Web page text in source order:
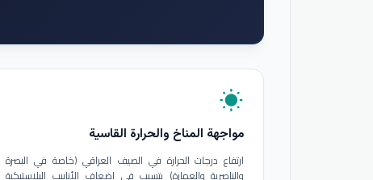
wb_sunny
مواجهة المناخ والحرارة القاسية
ارتفاع درجات الحرارة في الصيف العراقي (خاصة في البصرة
والناصرية والعمارة) يتسبب في إضعاف الأنابيب البلاستيكية